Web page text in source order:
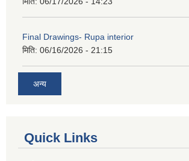
Final Drawings- Rupa interior
मिति: 06/16/2026 - 21:15
अन्य
Quick Links